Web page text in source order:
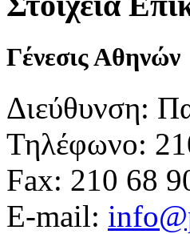
Γένεσις Αθηνών
Διεύθυνση:
Τηλέφωνο:
Fax: 210 68
E-mail: